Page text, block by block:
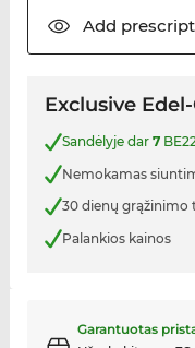
Add
Exclusive
Sandėlyje dar 7
Nemokamas
30 dienų grąžinimo
Palankios kainos
Garantuotas